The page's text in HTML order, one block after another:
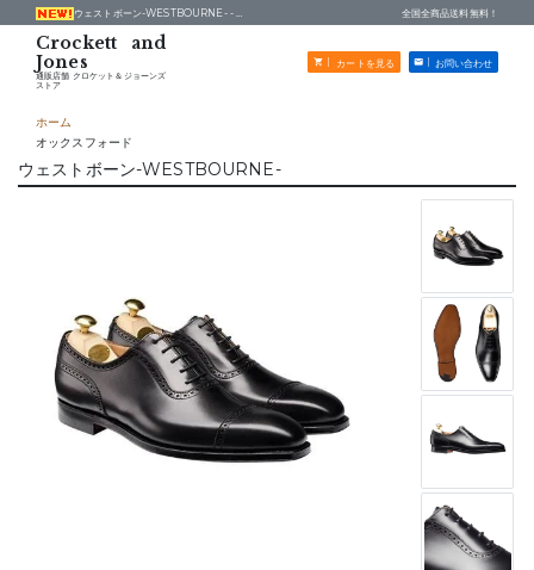
通販店舗 クロケット＆ジョーンズ
ストア
カートを見る お問い合わせ
ウェストボーン-WESTBOURNE- - 通販店舗 クロケット＆ジョーンズストア全国全商品送料無料！
ホーム
オックスフォード
ウェストボーン-WESTBOURNE-